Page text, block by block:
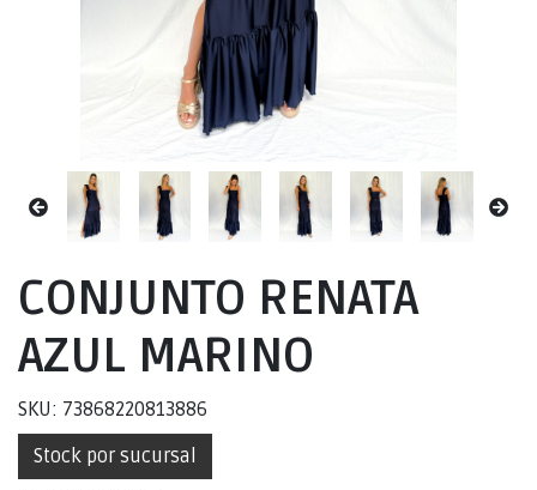
CONJUNTO RENATA
AZUL MARINO
SKU: 73868220813886
Stock por sucursal